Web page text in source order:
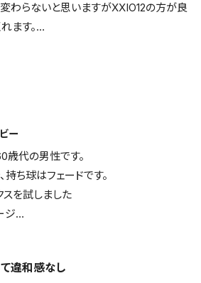
わらないと思いますがXXIO12の方が良
ます。
はならないのでが、気になるのは音で
ー
代の男性です。
ち球はフェードです。
を試しました
ジ
へ飛ばせる
ます
違和感なし